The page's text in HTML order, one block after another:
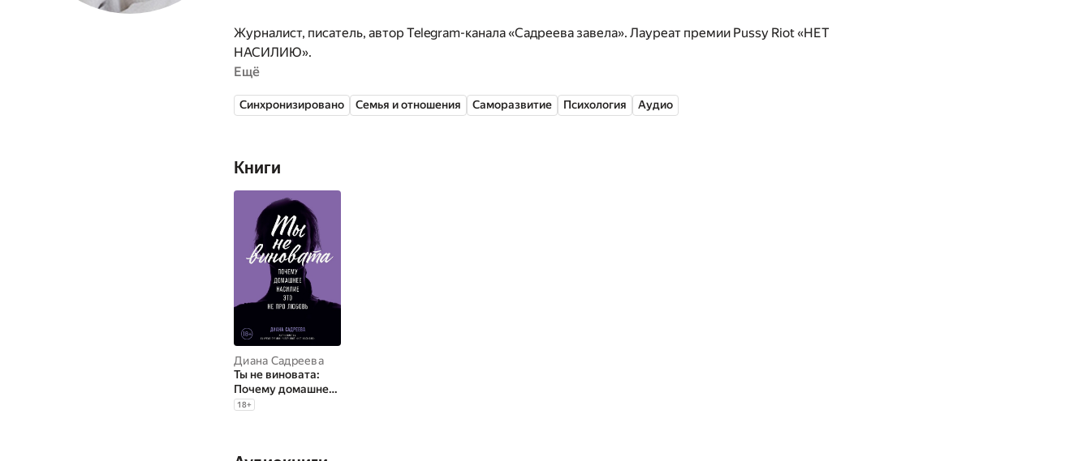
Журналист, писатель, автор Telegram-канала «Садреева завела». Лауреат премии Pussy Riot «НЕТ
НАСИЛИЮ».
Ещё
Синхронизировано Семья и отношения Саморазвитие Психология Аудио
Книги
Диана Садреева
Ты не виновата:
Почему домашнее
насилие — это не
18+